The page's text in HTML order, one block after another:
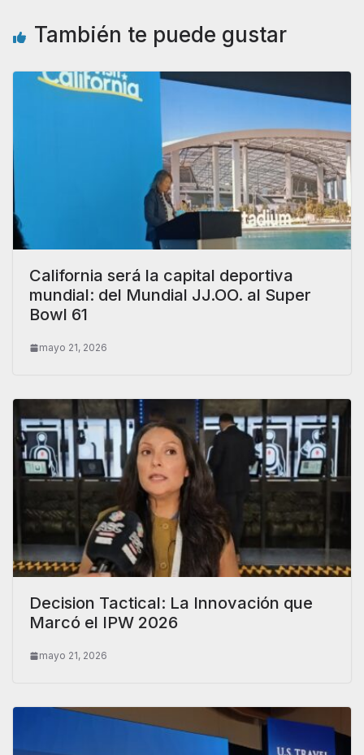
También te puede gustar
California será la capital deportiva
mundial: del Mundial JJ.OO. al Super
Bowl 61
mayo 21, 2026
Decision Tactical: La Innovación que
Marcó el IPW 2026
mayo 21, 2026